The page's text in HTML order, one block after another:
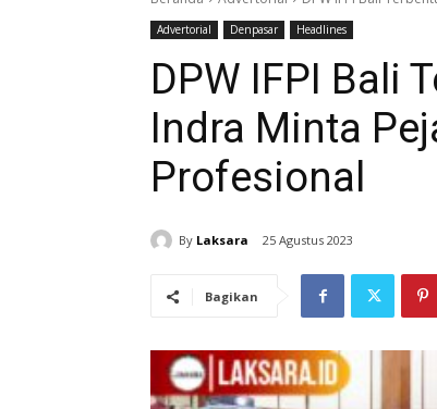
Advertorial Denpasar Headlines
DPW IFPI Bali
Indra Minta
Profesional
By Laksara 25 Agustus 2023
Bagikan